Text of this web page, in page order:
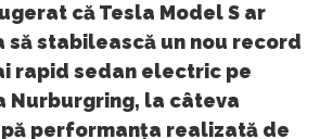
că Tesla Model S ar
să stabilească un nou record
rapid sedan electric pe
Nurburgring, la câteva
performanța realizată de